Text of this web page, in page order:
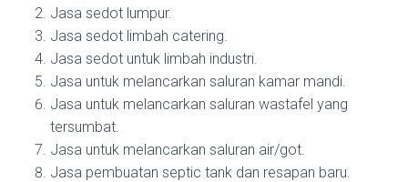
Jasa sedot lumpur.
Jasa sedot limbah catering.
Jasa sedot untuk limbah industri.
Jasa untuk melancarkan saluran kamar mandi.
Jasa untuk melancarkan saluran wastafel yang
tersumbat.
Jasa untuk melancarkan saluran air/got.
Jasa pembuatan septic tank dan resapan baru.